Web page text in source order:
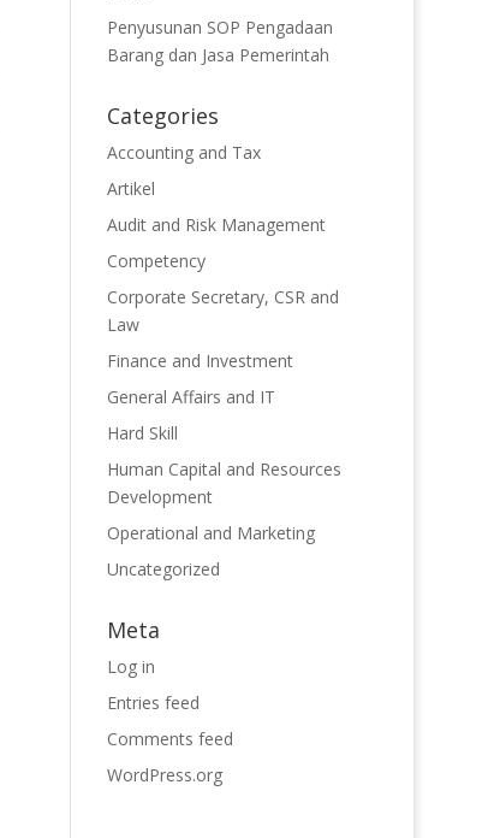
Penyusunan SOP Pengadaan
Barang dan Jasa Pemerintah
Categories
Accounting and Tax
Artikel
Audit and Risk Management
Competency
Corporate Secretary, CSR and
Law
Finance and Investment
General Affairs and IT
Hard Skill
Human Capital and Resources
Development
Operational and Marketing
Uncategorized
Meta
Log in
Entries feed
Comments feed
WordPress.org